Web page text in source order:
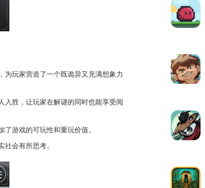
为玩家营造了一个既诡异又充满想象力
入胜，让玩家在解谜的同时也能享受阅
游戏的可玩性和重玩价值。
会有所思考。